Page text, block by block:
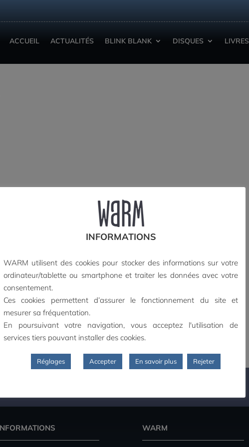
ACCUEIL ACTUALITÉS BLINK BLANK DISQUES LIVRES
WARM
INFORMATIONS
WARM utilisent des cookies pour stocker des informations sur votre
ordinateur/tablette ou smartphone et traiter les données avec votre
consentement.
Ces cookies permettent d’assurer le fonctionnement du site et
mesurer sa fréquentation.
En poursuivant votre navigation, vous acceptez l'utilisation de
services tiers pouvant installer des cookies.
Réglages Accepter En savoir plus Rejeter